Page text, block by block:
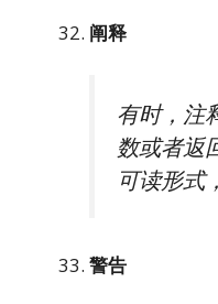
阐释
有时，注
数或者返
可读形式
警告